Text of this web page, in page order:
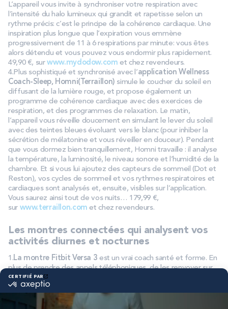
L’appareil vous invite à synchroniser votre respiration avec
l’intensité du halo lumineux qui grandit et rapetisse selon un
rythme précis: c’est le principe de la cohérence cardiaque. Une
inspiration plus longue que l’expiration vous emmène
progressivement de 11 à 6 respirations par minute: vous êtes
alors détendu et vous pouvez vous endormir plus rapidement.
49,90 €, surwww.mydodow.com et chez revendeurs.
4.Plus sophistiqué et synchronisé avec l’application Wellness
Coach-Sleep, Homni(Terraillon) simule le coucher du soleil en
diffusant de la lumière rouge, et propose également un
programme de cohérence cardiaque avec des exercices de
respiration, et des programmes de relaxation. Le matin,
l’appareil vous réveille doucement en simulant le lever du soleil
avec des teintes bleues évoluant vers le blanc (pour inhiber la
sécrétion de mélatonine et vous réveiller en douceur). Pendant
que vous dormez bien tranquillement, Homni travaille : il analyse
la température, la luminosité, le niveau sonore et l’humidité de la
chambre. Et si vous lui ajoutez des capteurs de sommeil (Dot et
Reston), vos cycles de sommeil et vos rythmes respiratoires et
cardiaques sont analysés et, ensuite, visibles sur l’application.
Vous saurez ainsi tout de vos nuits… 179,99 €,
sur www.terraillon.com et chez revendeurs.
Les montres connectées qui analysent vos
activités diurnes et nocturnes
1. La montre Fitbit Versa 3 est un vrai coach santé et forme. En
plus de prendre des appels téléphoniques, de les renvoyer sur
votre messagerie, d’assurer un suivi de votre fréquence
cardiaque, de la saturation en oxygène, de vos activités
quotidiennes, etc. etc., cette montre connectée vous livre de
nombreuses informations sur la qualité de votre sommeil,